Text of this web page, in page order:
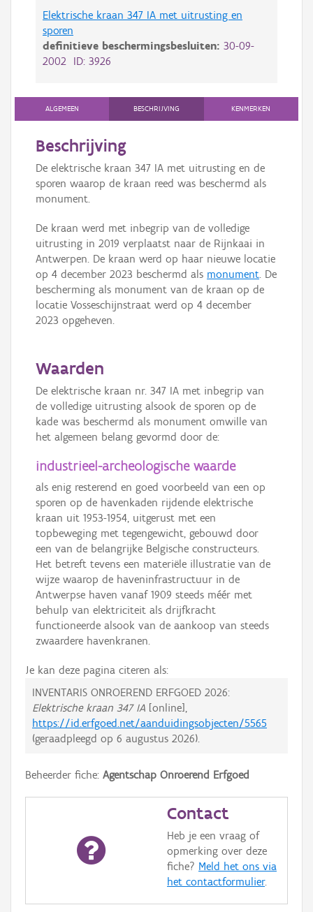
Elektrische kraan 347 IA met uitrusting en
sporen
definitieve beschermingsbesluiten: 30-09-
2002 ID: 3926
ALGEMEEN BESCHRIJVING KENMERKEN
Beschrijving
De elektrische kraan 347 IA met uitrusting en de
sporen waarop de kraan reed was beschermd als
monument.
De kraan werd met inbegrip van de volledige
uitrusting in 2019 verplaatst naar de Rijnkaai in
Antwerpen. De kraan werd op haar nieuwe locatie
op 4 december 2023 beschermd als monument. De
bescherming als monument van de kraan op de
locatie Vosseschijnstraat werd op 4 december
2023 opgeheven.
Waarden
De elektrische kraan nr. 347 IA met inbegrip van
de volledige uitrusting alsook de sporen op de
kade was beschermd als monument omwille van
het algemeen belang gevormd door de:
industrieel-archeologische waarde
als enig resterend en goed voorbeeld van een op
sporen op de havenkaden rijdende elektrische
kraan uit 1953-1954, uitgerust met een
topbeweging met tegengewicht, gebouwd door
een van de belangrijke Belgische constructeurs.
Het betreft tevens een materiële illustratie van de
wijze waarop de haveninfrastructuur in de
Antwerpse haven vanaf 1909 steeds méér met
behulp van elektriciteit als drijfkracht
functioneerde alsook van de aankoop van steeds
zwaardere havenkranen.
Je kan deze pagina citeren als:
INVENTARIS ONROEREND ERFGOED 2026:
Elektrische kraan 347 IA [online],
https://id.erfgoed.net/aanduidingsobjecten/5565
(geraadpleegd op 6 augustus 2026).
Beheerder fiche: Agentschap Onroerend Erfgoed
Contact
Heb je een vraag of
opmerking over deze
fiche? Meld het ons via
het contactformulier.